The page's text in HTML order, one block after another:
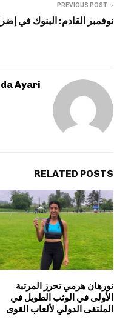
PREVIOUS POST
نوفمبر القادم: البنوك في
Ayari
RELATED POSTS
نورهان هرمي تحرز المرتبة
الأولى في الوثب الطويل في
الملتقى الدولي لألعاب القوى